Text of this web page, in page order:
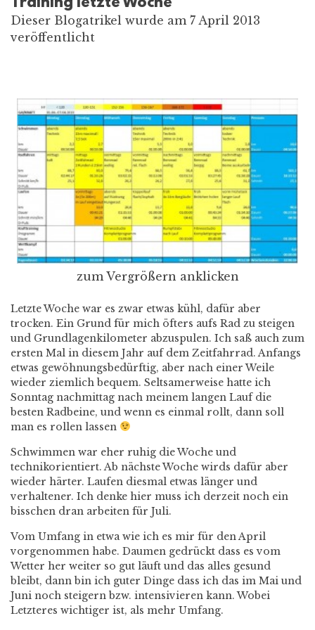
Dieser Blogatrikel wurde am 7 April 2013
veröffentlicht
zum Vergrößern anklicken
Letzte Woche war es zwar etwas kühl, dafür aber
trocken. Ein Grund für mich öfters aufs Rad zu steigen
und Grundlagenkilometer abzuspulen. Ich saß auch zum
ersten Mal in diesem Jahr auf dem Zeitfahrrad. Anfangs
etwas gewöhnungsbedürftig, aber nach einer Weile
wieder ziemlich bequem. Seltsamerweise hatte ich
Sonntag nachmittag nach meinem langen Lauf die
besten Radbeine, und wenn es einmal rollt, dann soll
man es rollen lassen
Schwimmen war eher ruhig die Woche und
technikorientiert. Ab nächste Woche wirds dafür aber
wieder härter. Laufen diesmal etwas länger und
verhaltener. Ich denke hier muss ich derzeit noch ein
bisschen dran arbeiten für Juli.
Vom Umfang in etwa wie ich es mir für den April
vorgenommen habe. Daumen gedrückt dass es vom
Wetter her weiter so gut läuft und das alles gesund
bleibt, dann bin ich guter Dinge dass ich das im Mai und
Juni noch steigern bzw. intensivieren kann. Wobei
Letzteres wichtiger ist, als mehr Umfang.